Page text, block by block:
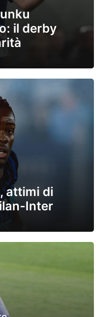
il derby
attimi di
Inter